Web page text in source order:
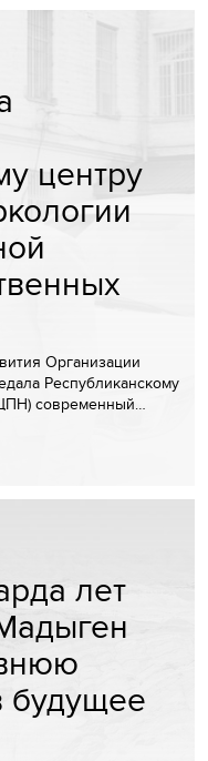
центру
Организации
Республиканскому
современный…
лет
будущее